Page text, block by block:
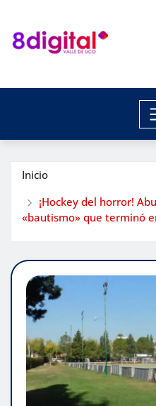
contenido
Inicio
¡Hockey del horror!
«bautismo» que terminó